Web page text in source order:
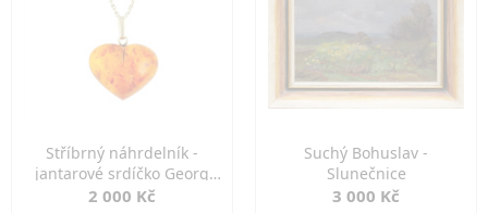
Stříbrný náhrdelník -
jantarové srdíčko Georg
Kramer
2 000 Kč
Suchý Bohuslav -
Slunečnice
3 000 Kč